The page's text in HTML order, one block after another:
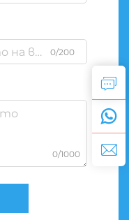
0/200
0/1000